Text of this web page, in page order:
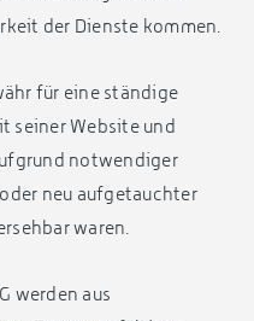
der Dienste kommen.
für eine ständige
seiner Website und
notwendiger
neu aufgetauchter
waren.
werden aus